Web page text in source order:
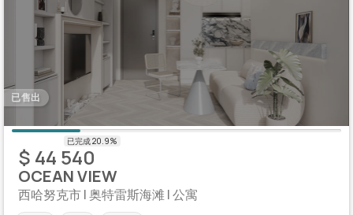
已售出
$ 44 540
OCEAN VIEW
西哈努克市 | 奥特雷斯海滩 | 公寓